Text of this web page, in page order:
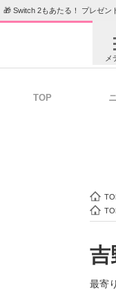
🎁 Switch 2もあたる！ プレゼン
メ
TOP
吉
最寄